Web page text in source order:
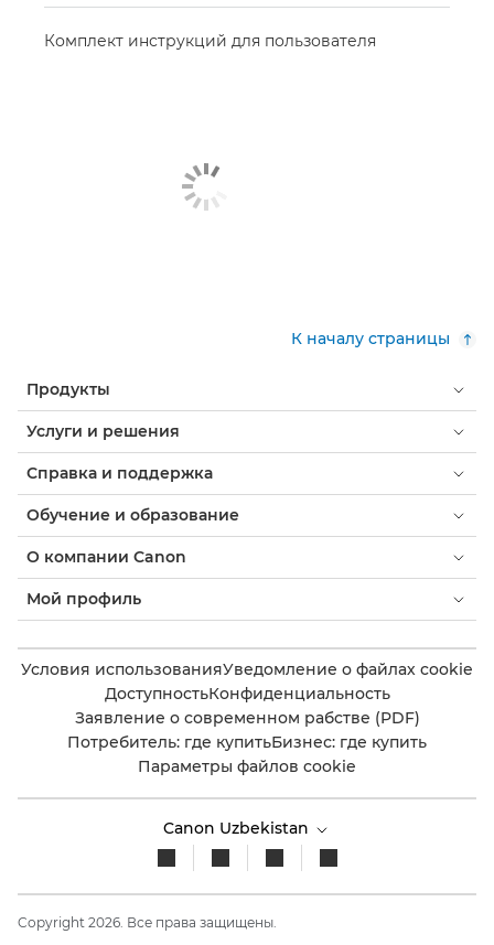
Комплект инструкций для пользователя
К началу страницы
Продукты
Услуги и решения
Справка и поддержка
Обучение и образование
О компании Canon
Мой профиль
Условия использованияУведомление о файлах cookie
ДоступностьКонфиденциальность
Заявление о современном рабстве (PDF)
Потребитель: где купитьБизнес: где купить
Параметры файлов cookie
Canon Uzbekistan
Copyright 2026. Все права защищены.